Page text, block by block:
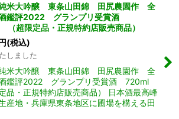
米大吟醸 東条山田錦 田尻農園作 全
鑑評2022 グランプリ受賞酒
超限定品・正規特約店販売商品）
(税込)
しました
米大吟醸 東条山田錦 田尻農園作 全
鑑評2022 グランプリ受賞酒 720ml
定品・正規特約店販売商品） 日本酒最高峰
産地・兵庫県東条地区に圃場を構える田